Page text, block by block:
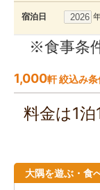
宿泊日
※食事条
1,000軒 絞込み
料金は1
大隅を遊ぶ・食